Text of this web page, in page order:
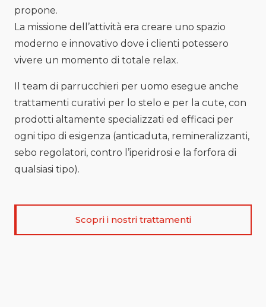
propone.
La missione dell’attività era creare uno spazio
moderno e innovativo dove i clienti potessero
vivere un momento di totale relax.
Il team di parrucchieri per uomo esegue anche
trattamenti curativi per lo stelo e per la cute, con
prodotti altamente specializzati ed efficaci per
ogni tipo di esigenza (anticaduta, remineralizzanti,
sebo regolatori, contro l’iperidrosi e la forfora di
qualsiasi tipo).
Scopri i nostri trattamenti